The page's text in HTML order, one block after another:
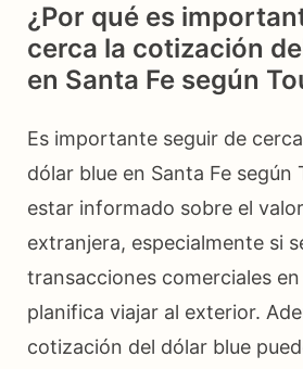
¿Por qué es
cerca la cotización
en Santa Fe según
Es importante seguir de
dólar blue en Santa Fe según
estar informado sobre el
extranjera, especialmente si
transacciones comerciales
planifica viajar al exterior.
cotización del dólar blue